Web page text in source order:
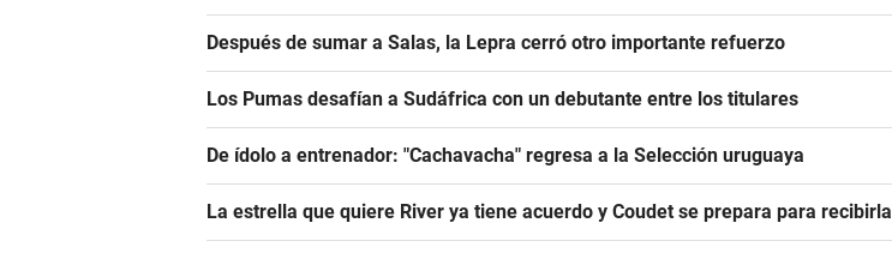
Después de sumar a Salas, la Lepra cerró otro importante refuerzo
Los Pumas desafían a Sudáfrica con un debutante entre los titulares
De ídolo a entrenador: "Cachavacha" regresa a la Selección uruguaya
La estrella que quiere River ya tiene acuerdo y Coudet se prepara para recibirla